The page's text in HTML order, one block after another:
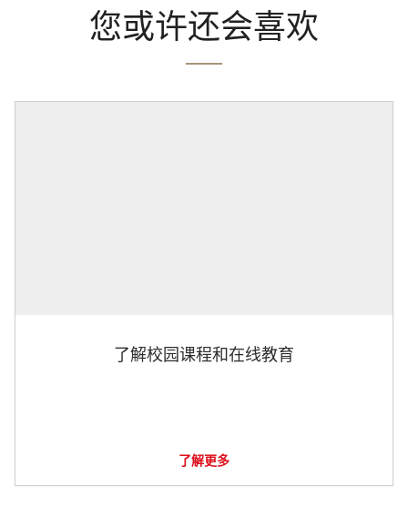
您或许还会喜欢
了解校园课程和在线教育
了解更多